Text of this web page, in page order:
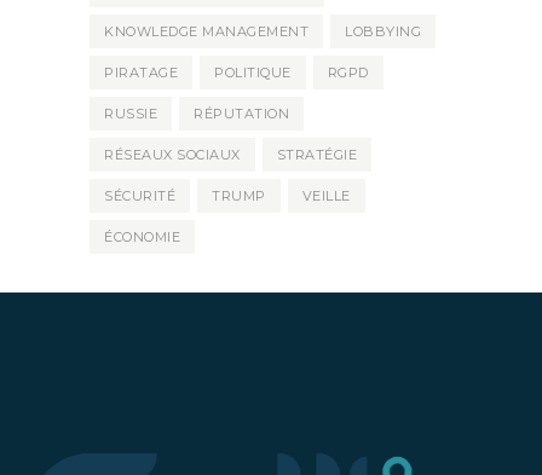
KNOWLEDGE MANAGEMENT LOBBYING
PIRATAGE POLITIQUE RGPD
RUSSIE RÉPUTATION
RÉSEAUX SOCIAUX STRATÉGIE
SÉCURITÉ TRUMP VEILLE
ÉCONOMIE